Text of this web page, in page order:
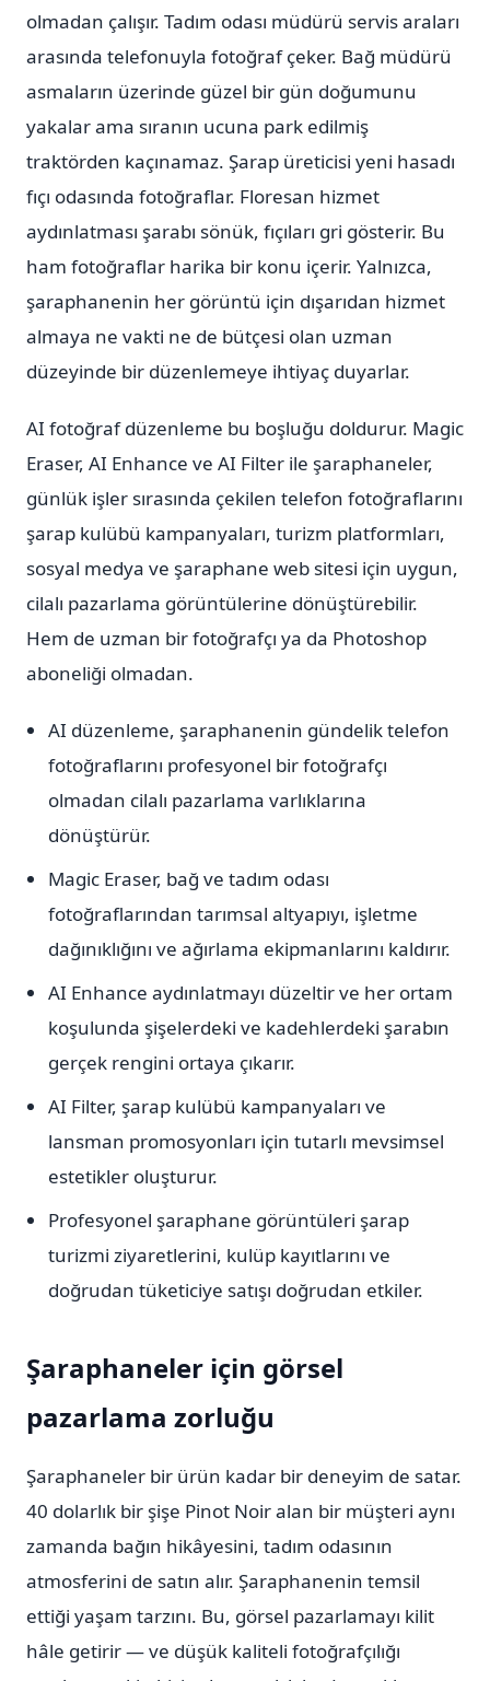
olmadan çalışır. Tadım odası müdürü servis araları
arasında telefonuyla fotoğraf çeker. Bağ müdürü
asmaların üzerinde güzel bir gün doğumunu
yakalar ama sıranın ucuna park edilmiş
traktörden kaçınamaz. Şarap üreticisi yeni hasadı
fıçı odasında fotoğraflar. Floresan hizmet
aydınlatması şarabı sönük, fıçıları gri gösterir. Bu
ham fotoğraflar harika bir konu içerir. Yalnızca,
şaraphanenin her görüntü için dışarıdan hizmet
almaya ne vakti ne de bütçesi olan uzman
düzeyinde bir düzenlemeye ihtiyaç duyarlar.
AI fotoğraf düzenleme bu boşluğu doldurur. Magic
Eraser, AI Enhance ve AI Filter ile şaraphaneler,
günlük işler sırasında çekilen telefon fotoğraflarını
şarap kulübü kampanyaları, turizm platformları,
sosyal medya ve şaraphane web sitesi için uygun,
cilalı pazarlama görüntülerine dönüştürebilir.
Hem de uzman bir fotoğrafçı ya da Photoshop
aboneliği olmadan.
AI düzenleme, şaraphanenin gündelik telefon
fotoğraflarını profesyonel bir fotoğrafçı
olmadan cilalı pazarlama varlıklarına
dönüştürür.
Magic Eraser, bağ ve tadım odası
fotoğraflarından tarımsal altyapıyı, işletme
dağınıklığını ve ağırlama ekipmanlarını kaldırır.
AI Enhance aydınlatmayı düzeltir ve her ortam
koşulunda şişelerdeki ve kadehlerdeki şarabın
gerçek rengini ortaya çıkarır.
AI Filter, şarap kulübü kampanyaları ve
lansman promosyonları için tutarlı mevsimsel
estetikler oluşturur.
Profesyonel şaraphane görüntüleri şarap
turizmi ziyaretlerini, kulüp kayıtlarını ve
doğrudan tüketiciye satışı doğrudan etkiler.
Şaraphaneler için görsel
pazarlama zorluğu
Şaraphaneler bir ürün kadar bir deneyim de satar.
40 dolarlık bir şişe Pinot Noir alan bir müşteri aynı
zamanda bağın hikâyesini, tadım odasının
atmosferini de satın alır. Şaraphanenin temsil
ettiği yaşam tarzını. Bu, görsel pazarlamayı kilit
hâle getirir — ve düşük kaliteli fotoğrafçılığı